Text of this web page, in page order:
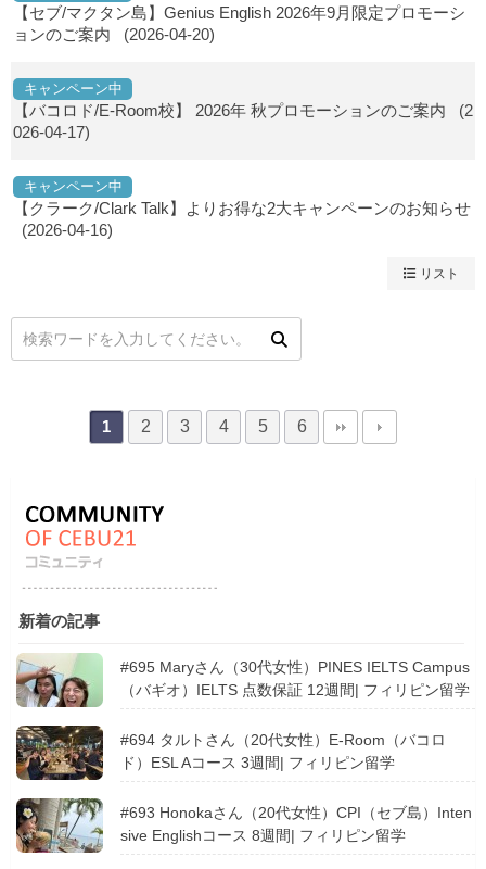
【セブ/マクタン島】Genius English 2026年9月限定プロモーシ
ョンのご案内 (2026-04-20)
キャンペーン中
【バコロド/E-Room校】 2026年 秋プロモーションのご案内 (2
026-04-17)
キャンペーン中
【クラーク/Clark Talk】よりお得な2大キャンペーンのお知らせ
(2026-04-16)
リスト
1 2 3 4 5 6
新着の記事
#695 Maryさん（30代女性）PINES IELTS Campus
（バギオ）IELTS 点数保証 12週間| フィリピン留学
#694 タルトさん（20代女性）E-Room（バコロ
ド）ESL Aコース 3週間| フィリピン留学
#693 Honokaさん（20代女性）CPI（セブ島）Inten
sive Englishコース 8週間| フィリピン留学